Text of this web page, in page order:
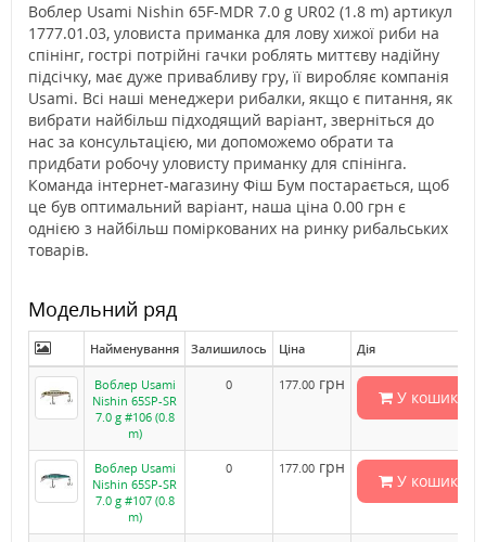
Воблер Usami Nishin 65F-MDR 7.0 g UR02 (1.8 m) артикул
1777.01.03, уловиста приманка для лову хижої риби на
спінінг, гострі потрійні гачки роблять миттєву надійну
підсічку, має дуже привабливу гру, її виробляє компанія
Usami. Всі наші менеджери рибалки, якщо є питання, як
вибрати найбільш підходящий варіант, зверніться до
нас за консультацією, ми допоможемо обрати та
придбати робочу уловисту приманку для спінінга.
Команда інтернет-магазину Фіш Бум постарається, щоб
це був оптимальний варіант, наша ціна 0.00 грн є
однією з найбільш поміркованих на ринку рибальських
товарів.
Модельний ряд
Найменування Залишилось Ціна Дія
Воблер Usami
Nishin 65SP-SR
7.0 g #106 (0.8
m)
0 177.00 грн
У кошик
Воблер Usami
Nishin 65SP-SR
7.0 g #107 (0.8
m)
0 177.00 грн
У кошик